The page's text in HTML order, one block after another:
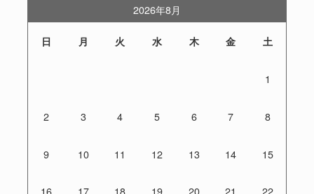
2026年8月
日 月 火 水 木 金 土
1
2 3 4 5 6 7 8
9 10 11 12 13 14 15